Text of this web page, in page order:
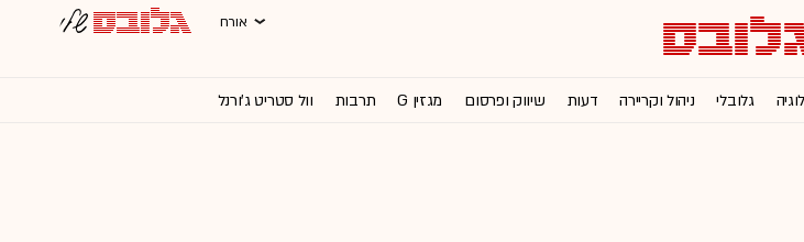
אורח
גלובלי ניהול וקריירה דעות שיווק ופרסום מגזין G תרבות וול סטריט ג'ורנל